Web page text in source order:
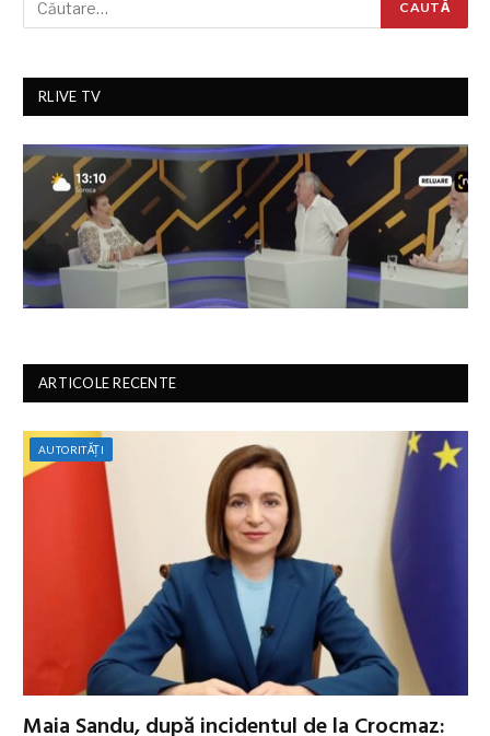
RLIVE TV
ARTICOLE RECENTE
AUTORITĂȚI
Maia Sandu, după incidentul de la Crocmaz: